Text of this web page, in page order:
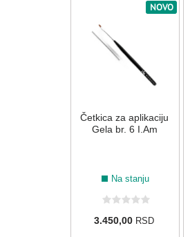
NOVO
Četkica za aplikaciju
Gela br. 6 I.Am
Na stanju
3.450,00 RSD